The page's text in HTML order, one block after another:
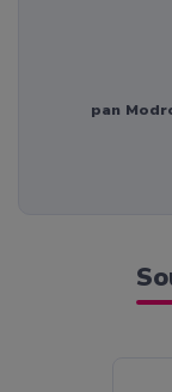
pan